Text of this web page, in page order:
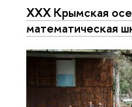
XXX Крымская
математическая